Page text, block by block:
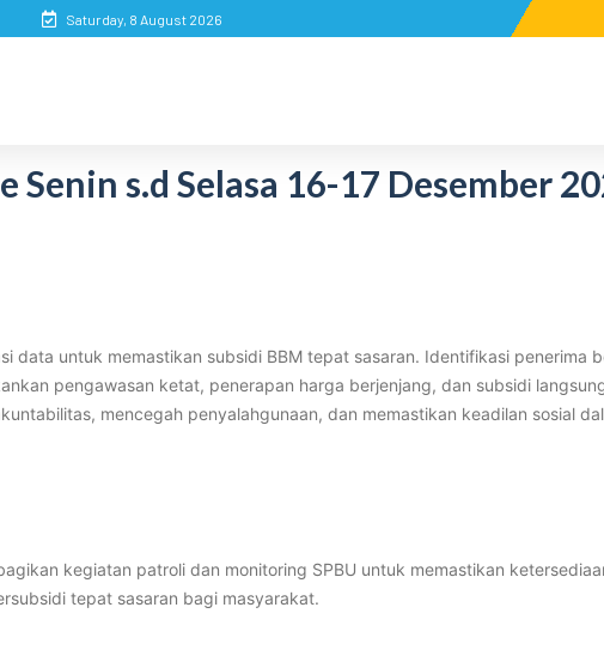
Saturday, 8 August 2026
s.d Selasa 16-17 Desember
data untuk memastikan subsidi BBM tepat sasaran. Identifikasi penerima
pengawasan ketat, penerapan harga berjenjang, dan subsidi
mencegah penyalahgunaan, dan memastikan keadilan sosial
kegiatan patroli dan monitoring SPBU untuk memastikan
tepat sasaran bagi masyarakat.